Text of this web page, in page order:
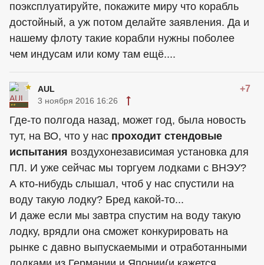
поэксплуатируйте, покажите миру что корабль
достойный, а уж потом делайте заявления. Да и
нашему флоту такие корабли нужны поболее
чем индусам или кому там ещё....
AUL +7
3 ноября 2016 16:26
Где-то полгода назад, может год, была новость
тут, на ВО, что у нас проходит стендовые
испытания воздухонезависимая установка для
ПЛ. И уже сейчас мы торгуем лодками с ВНЭУ?
А кто-нибудь слышал, чтоб у нас спустили на
воду такую лодку? Бред какой-то...
И даже если мы завтра спустим на воду такую
лодку, врядли она сможет конкурировать на
рынке с давно выпускаемыми и отработанными